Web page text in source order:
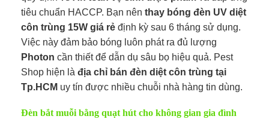
tiêu chuẩn HACCP. Bạn nên thay bóng đèn UV diệt
côn trùng 15W giá rẻ định kỳ sau 6 tháng sử dụng.
Việc này đảm bảo bóng luôn phát ra đủ lượng
Photon cần thiết để dẫn dụ sâu bọ hiệu quả. Pest
Shop hiện là địa chỉ bán đèn diệt côn trùng tại
Tp.HCM uy tín được nhiều chuỗi nhà hàng tin dùng.
Đèn bắt muỗi bằng quạt hút cho không gian gia đình